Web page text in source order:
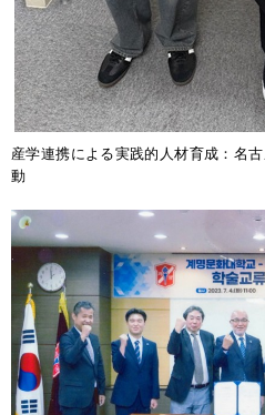
産学連携による実践的人材育成：名
動